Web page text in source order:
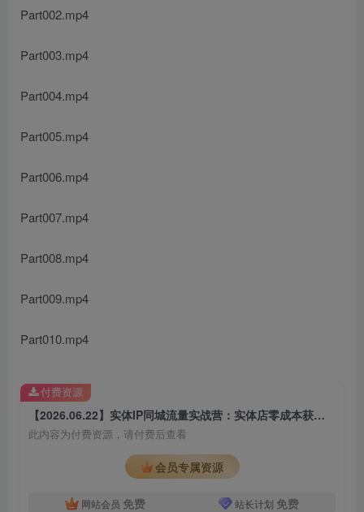
Part002.mp4
Part003.mp4
Part004.mp4
Part005.mp4
Part006.mp4
Part007.mp4
Part008.mp4
Part009.mp4
Part010.mp4
【2026.06.22】实体IP同城流量实战营：实体店零成本获客秘籍，短视频引流+私域锁客全闭环教学
此内容为付费资源，请付费后查看
会员专属资源
网站会员 免费 站长计划 免费
付费资源